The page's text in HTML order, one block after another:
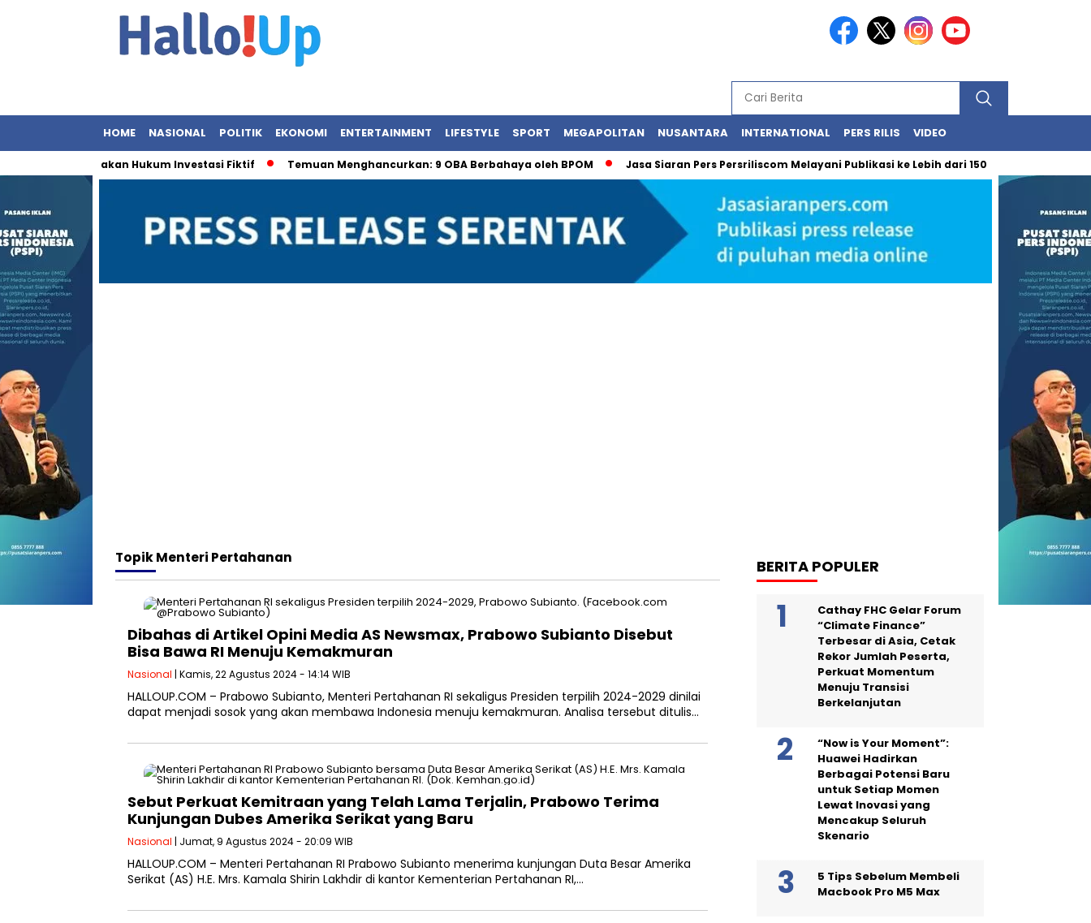
HOME NASIONAL POLITIK EKONOMI ENTERTAINMENT LIFESTYLE SPORT MEGAPOLITAN NUSANTARA INTERNATIONAL PERS RILIS VIDEO
Penegakan Hukum Investasi Fiktif Temuan Menghancurkan: 9 OBA Berbahaya oleh BPOM Jasa Siaran Pers Persriliscom Melayani Publikasi ke Lebih dari 150 Media Online Berbagai
TopikMenteri Pertahanan
Dibahas di Artikel Opini Media AS Newsmax, Prabowo Subianto Disebut
Bisa Bawa RI Menuju Kemakmuran
Nasional | Kamis, 22 Agustus 2024 - 14:14 WIB
HALLOUP.COM – Prabowo Subianto, Menteri Pertahanan RI sekaligus Presiden terpilih 2024-2029 dinilai
dapat menjadi sosok yang akan membawa Indonesia menuju kemakmuran. Analisa tersebut ditulis…
Sebut Perkuat Kemitraan yang Telah Lama Terjalin, Prabowo Terima
Kunjungan Dubes Amerika Serikat yang Baru
Nasional | Jumat, 9 Agustus 2024 - 20:09 WIB
HALLOUP.COM – Menteri Pertahanan RI Prabowo Subianto menerima kunjungan Duta Besar Amerika
Serikat (AS) H.E. Mrs. Kamala Shirin Lakhdir di kantor Kementerian Pertahanan RI,…
BERITA POPULER
Cathay FHC Gelar Forum
“Climate Finance”
Terbesar di Asia, Cetak
Rekor Jumlah Peserta,
Perkuat Momentum
Menuju Transisi
Berkelanjutan
“Now is Your Moment”:
Huawei Hadirkan
Berbagai Potensi Baru
untuk Setiap Momen
Lewat Inovasi yang
Mencakup Seluruh
Skenario
5 Tips Sebelum Membeli
Macbook Pro M5 Max